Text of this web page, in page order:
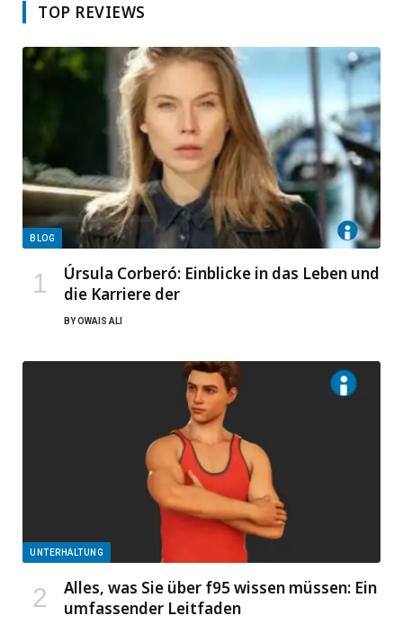
TOP REVIEWS
BLOG
Úrsula Corberó: Einblicke in das Leben und
die Karriere der
BYOWAIS ALI
UNTERHALTUNG
Alles, was Sie über f95 wissen müssen: Ein
umfassender Leitfaden